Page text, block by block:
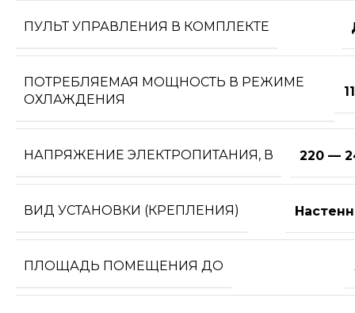
ПУЛЬТ УПРАВЛЕНИЯ В КОМПЛЕКТЕ
ПОТРЕБЛЯЕМАЯ МОЩНОСТЬ В РЕЖИМЕ
ОХЛАЖДЕНИЯ
НАПРЯЖЕНИЕ ЭЛЕКТРОПИТАНИЯ, В 220 —
ВИД УСТАНОВКИ (КРЕПЛЕНИЯ)
ПЛОЩАДЬ ПОМЕЩЕНИЯ ДО